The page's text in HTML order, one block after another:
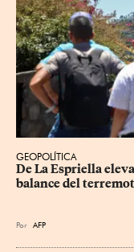
GEOPOLÍTICA
De La Espriella
balance del
Por AFP